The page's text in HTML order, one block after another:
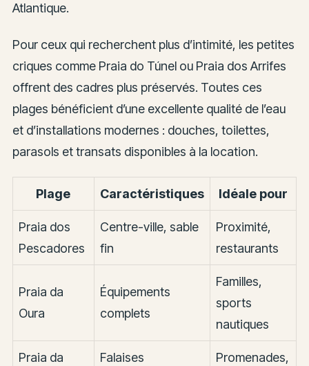
Atlantique.
Pour ceux qui recherchent plus d’intimité, les petites
criques comme Praia do Túnel ou Praia dos Arrifes
offrent des cadres plus préservés. Toutes ces
plages bénéficient d’une excellente qualité de l’eau
et d’installations modernes : douches, toilettes,
parasols et transats disponibles à la location.
Plage Caractéristiques Idéale pour
Praia dos
Pescadores
Centre-ville, sable
fin
Proximité,
restaurants
Praia da
Oura
Équipements
complets
Familles,
sports
nautiques
Praia da
Falaises
Promenades,